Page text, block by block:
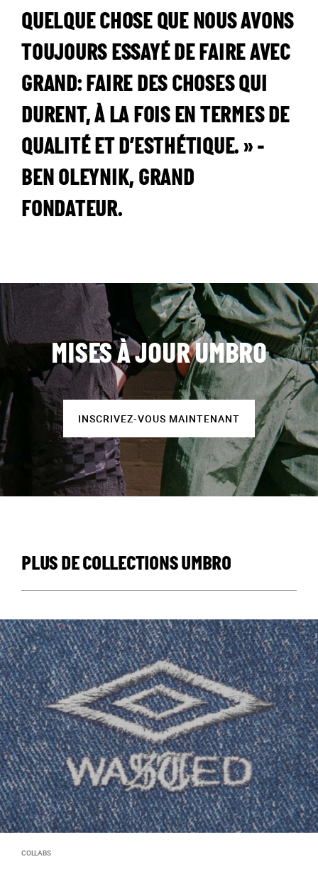
QUELQUE CHOSE QUE NOUS AVONS
TOUJOURS ESSAYÉ DE FAIRE AVEC
GRAND: FAIRE DES CHOSES QUI
DURENT, À LA FOIS EN TERMES DE
QUALITÉ ET D’ESTHÉTIQUE. » -
BEN OLEYNIK, GRAND
FONDATEUR.
MISES À JOUR UMBRO
INSCRIVEZ-VOUS MAINTENANT
PLUS DE COLLECTIONS UMBRO
COLLABS